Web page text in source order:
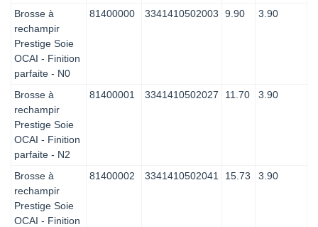
Brosse à
rechampir
Prestige Soie
OCAI - Finition
parfaite - N0
81400000 3341410502003 9.90 3.90
Brosse à
rechampir
Prestige Soie
OCAI - Finition
parfaite - N2
81400001 3341410502027 11.70 3.90
Brosse à
rechampir
Prestige Soie
OCAI - Finition
81400002 3341410502041 15.73 3.90